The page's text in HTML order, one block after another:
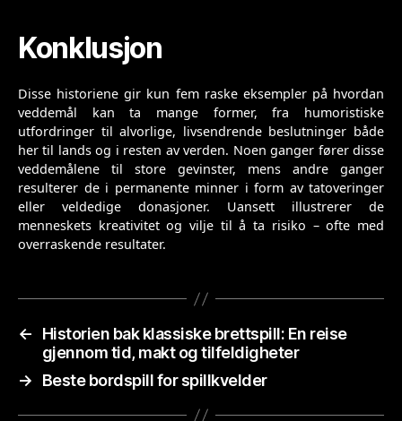
Konklusjon
Disse historiene gir kun fem raske eksempler på hvordan
veddemål kan ta mange former, fra humoristiske
utfordringer til alvorlige, livsendrende beslutninger både
her til lands og i resten av verden. Noen ganger fører disse
veddemålene til store gevinster, mens andre ganger
resulterer de i permanente minner i form av tatoveringer
eller veldedige donasjoner. Uansett illustrerer de
menneskets kreativitet og vilje til å ta risiko – ofte med
overraskende resultater.
←
Historien bak klassiske brettspill: En reise
gjennom tid, makt og tilfeldigheter
→
Beste bordspill for spillkvelder